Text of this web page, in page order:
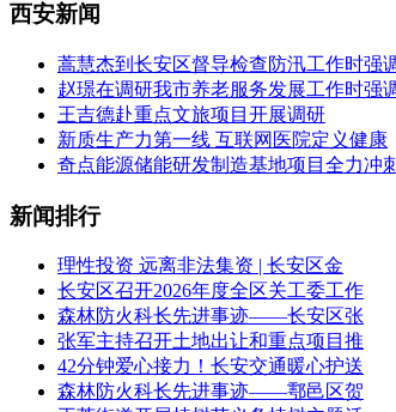
西安新闻
蒿慧杰到长安区督导检查防汛工作时强
赵璟在调研我市养老服务发展工作时强
王吉德赴重点文旅项目开展调研
新质生产力第一线 互联网医院定义健康
奇点能源储能研发制造基地项目全力冲
新闻排行
理性投资 远离非法集资 | 长安区金
长安区召开2026年度全区关工委工作
森林防火科长先进事迹——长安区张
张军主持召开土地出让和重点项目推
42分钟爱心接力！长安交通暖心护送
森林防火科长先进事迹——鄠邑区贺